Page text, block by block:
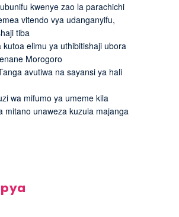
kwenye zao la parachichi
vitendo vya udanganyifu,
tiba
kutoa elimu ya uthibitishaji ubora
Morogoro
avutiwa na sayansi ya hali
wa mifumo ya umeme kila
mitano unaweza kuzuia majanga